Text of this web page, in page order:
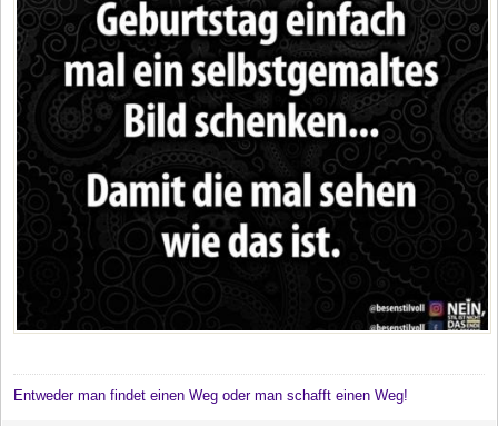
Entweder man findet einen Weg oder man schafft einen Weg!